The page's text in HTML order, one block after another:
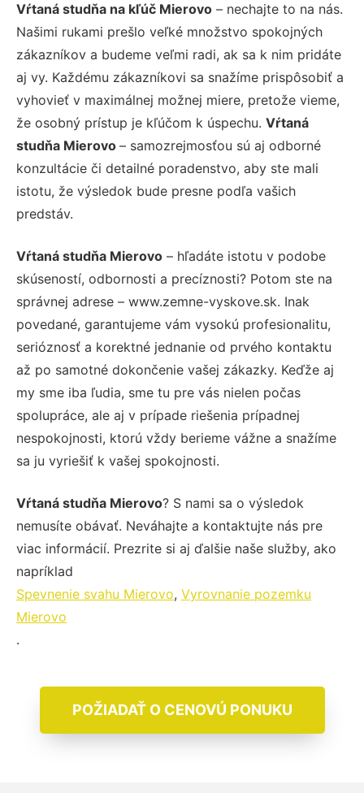
Vŕtaná studňa na kľúč Mierovo – nechajte to na nás.
Našimi rukami prešlo veľké množstvo spokojných
zákazníkov a budeme veľmi radi, ak sa k nim pridáte
aj vy. Každému zákazníkovi sa snažíme prispôsobiť a
vyhovieť v maximálnej možnej miere, pretože vieme,
že osobný prístup je kľúčom k úspechu. Vŕtaná
studňa Mierovo – samozrejmosťou sú aj odborné
konzultácie či detailné poradenstvo, aby ste mali
istotu, že výsledok bude presne podľa vašich
predstáv.
Vŕtaná studňa Mierovo – hľadáte istotu v podobe
skúseností, odbornosti a precíznosti? Potom ste na
správnej adrese – www.zemne-vyskove.sk. Inak
povedané, garantujeme vám vysokú profesionalitu,
serióznosť a korektné jednanie od prvého kontaktu
až po samotné dokončenie vašej zákazky. Keďže aj
my sme iba ľudia, sme tu pre vás nielen počas
spolupráce, ale aj v prípade riešenia prípadnej
nespokojnosti, ktorú vždy berieme vážne a snažíme
sa ju vyriešiť k vašej spokojnosti.
Vŕtaná studňa Mierovo? S nami sa o výsledok
nemusíte obávať. Neváhajte a kontaktujte nás pre
viac informácií. Prezrite si aj ďalšie naše služby, ako
napríklad
Spevnenie svahu Mierovo, Vyrovnanie pozemku
Mierovo
.
POŽIADAŤ O CENOVÚ PONUKU